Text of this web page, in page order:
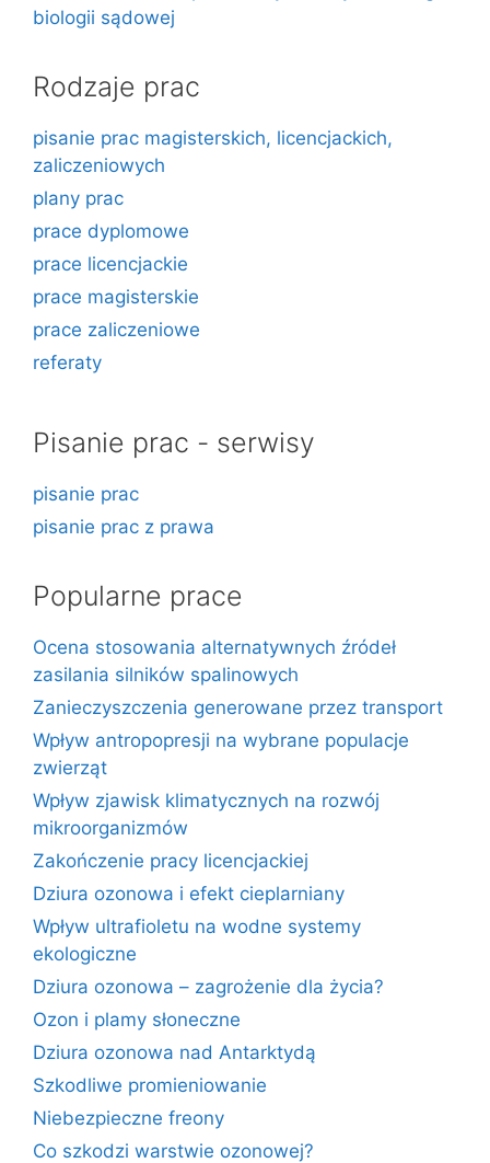
biologii sądowej
Rodzaje prac
pisanie prac magisterskich, licencjackich,
zaliczeniowych
plany prac
prace dyplomowe
prace licencjackie
prace magisterskie
prace zaliczeniowe
referaty
Pisanie prac - serwisy
pisanie prac
pisanie prac z prawa
Popularne prace
Ocena stosowania alternatywnych źródeł
zasilania silników spalinowych
Zanieczyszczenia generowane przez transport
Wpływ antropopresji na wybrane populacje
zwierząt
Wpływ zjawisk klimatycznych na rozwój
mikroorganizmów
Zakończenie pracy licencjackiej
Dziura ozonowa i efekt cieplarniany
Wpływ ultrafioletu na wodne systemy
ekologiczne
Dziura ozonowa – zagrożenie dla życia?
Ozon i plamy słoneczne
Dziura ozonowa nad Antarktydą
Szkodliwe promieniowanie
Niebezpieczne freony
Co szkodzi warstwie ozonowej?